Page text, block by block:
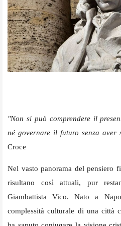
"Non si può comprendere il
né governare il futuro senza aver
Croce
Nel vasto panorama del pensiero
risultano così attuali, pur
Giambattista Vico. Nato a
complessità culturale di una città